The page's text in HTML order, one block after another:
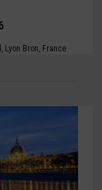
Lyon Bron, France